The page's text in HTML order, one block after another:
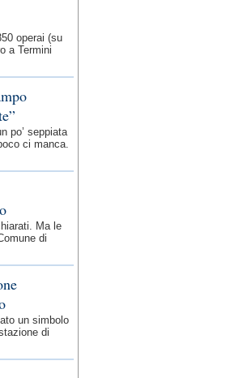
operai (su
a Termini
po’ seppiata
ci manca.
Ma le
di
un simbolo
di